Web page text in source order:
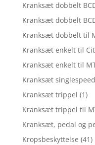
Kranksæt dobbelt
Kranksæt dobbelt
Kranksæt dobbelt til
Kranksæt enkelt til
Kranksæt enkelt til
Kranksæt singlespeed
Kranksæt trippel (1)
Kranksæt trippel til
Kranksæt, pedal og
Kropsbeskyttelse (41)